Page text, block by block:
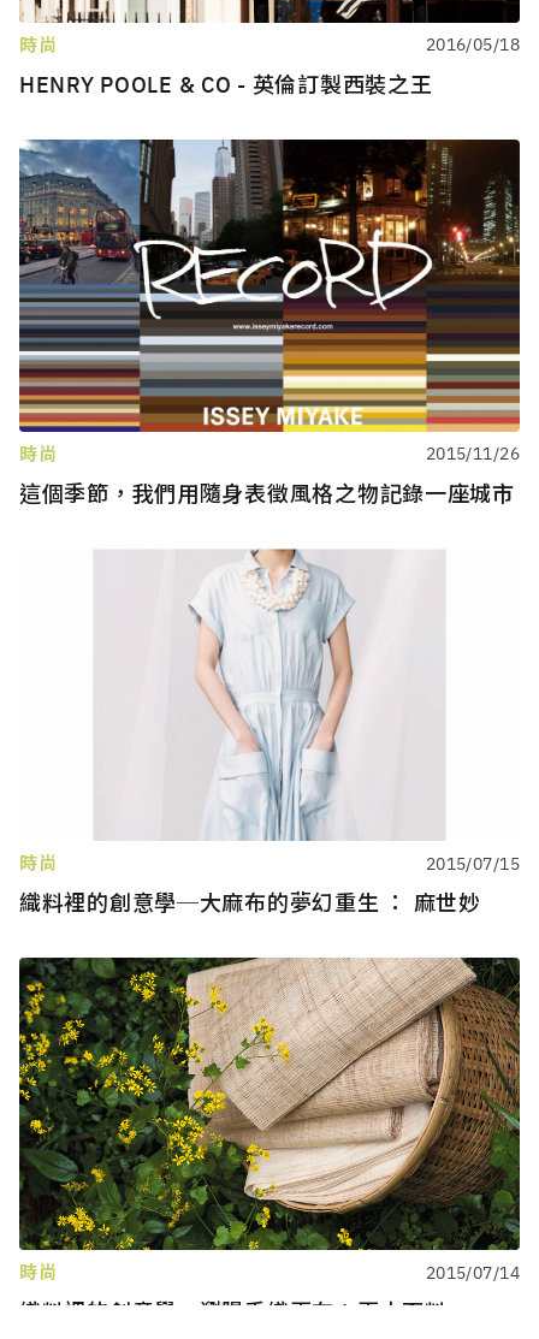
時尚 2016/05/18
HENRY POOLE & CO - 英倫訂製西裝之王
時尚 2015/11/26
這個季節，我們用隨身表徵風格之物記錄一座城市
時尚 2015/07/15
織料裡的創意學─大麻布的夢幻重生 ： 麻世妙
時尚 2015/07/14
織料裡的創意學─瀏陽手織夏布：夏木面料